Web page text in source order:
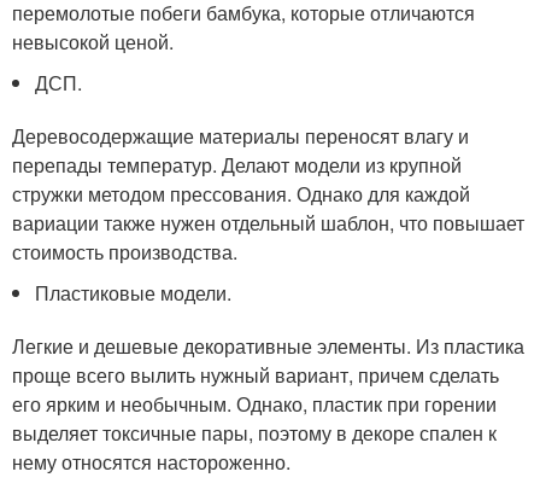
перемолотые побеги бамбука, которые отличаются
невысокой ценой.
ДСП.
Деревосодержащие материалы переносят влагу и
перепады температур. Делают модели из крупной
стружки методом прессования. Однако для каждой
вариации также нужен отдельный шаблон, что повышает
стоимость производства.
Пластиковые модели.
Легкие и дешевые декоративные элементы. Из пластика
проще всего вылить нужный вариант, причем сделать
его ярким и необычным. Однако, пластик при горении
выделяет токсичные пары, поэтому в декоре спален к
нему относятся настороженно.